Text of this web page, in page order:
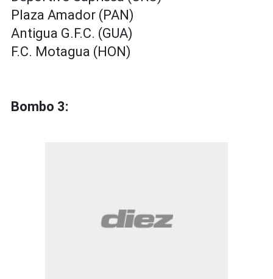
Plaza Amador (PAN)
Antigua G.F.C. (GUA)
F.C. Motagua (HON)
Bombo 3: